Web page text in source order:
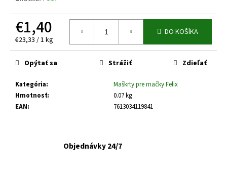
€1,40
Jednotková
cena:
€23,33 / 1 kg
DO KOŠÍKA
Kategória:
Maškrty pre mačky Felix
Hmotnosť:
0.07 kg
EAN: 7613034119841
Opýtať sa Strážiť Zdieľať
Objednávky 24/7
O
d
p
o
ú
a